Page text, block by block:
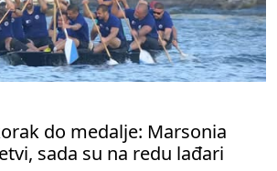
do medalje: Marsonia
sada su na redu lađari